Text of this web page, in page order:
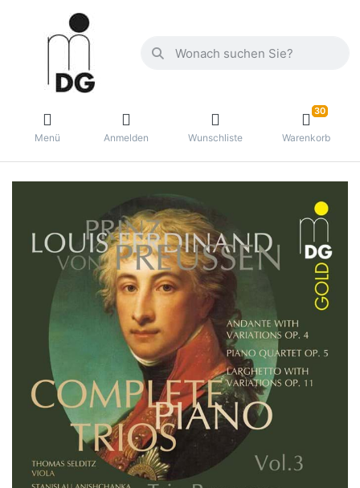
Menü Anmelden Wunschliste
30
Warenkorb